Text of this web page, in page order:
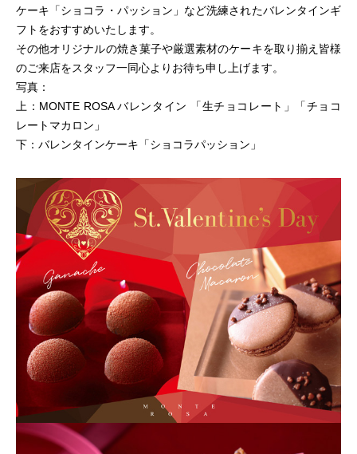
ケーキ「ショコラ・パッション」など洗練されたバレンタインギ
フトをおすすめいたします。
その他オリジナルの焼き菓子や厳選素材のケーキを取り揃え皆様
のご来店をスタッフ一同心よりお待ち申し上げます。
写真：
上：MONTE ROSA バレンタイン 「生チョコレート」「チョコ
レートマカロン」
下：バレンタインケーキ「ショコラパッション」